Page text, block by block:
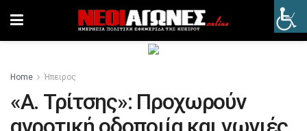
Home Ήπειρος
«Α. Τρίτσης»: Προχωρούν